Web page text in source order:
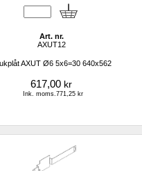
Art. nr.
AXUT12
AXUT Ø6 5x6=30 640x562
617,00 kr
Ink. moms.771,25 kr